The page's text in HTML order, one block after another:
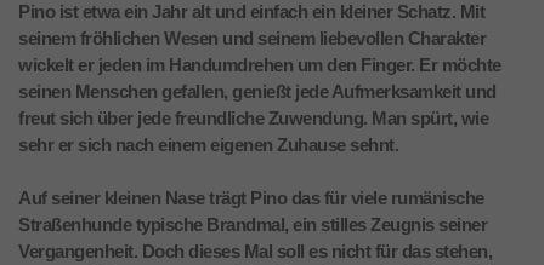
Pino ist etwa ein Jahr alt und einfach ein kleiner Schatz. Mit
seinem fröhlichen Wesen und seinem liebevollen Charakter
wickelt er jeden im Handumdrehen um den Finger. Er möchte
seinen Menschen gefallen, genießt jede Aufmerksamkeit und
freut sich über jede freundliche Zuwendung. Man spürt, wie
sehr er sich nach einem eigenen Zuhause sehnt.
Auf seiner kleinen Nase trägt Pino das für viele rumänische
Straßenhunde typische Brandmal, ein stilles Zeugnis seiner
Vergangenheit. Doch dieses Mal soll es nicht für das stehen,